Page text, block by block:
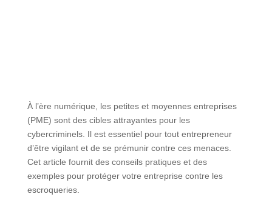
À l’ère numérique, les petites et moyennes entreprises
(PME) sont des cibles attrayantes pour les
cybercriminels. Il est essentiel pour tout entrepreneur
d’être vigilant et de se prémunir contre ces menaces.
Cet article fournit des conseils pratiques et des
exemples pour protéger votre entreprise contre les
escroqueries.